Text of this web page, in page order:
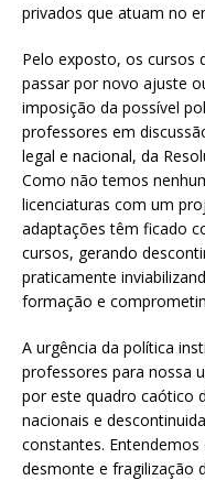
privados que atuam no
Pelo exposto, os cursos
passar por novo ajuste
imposição da possível
professores em
legal e nacional, da
Como não temos
licenciaturas com um
adaptações têm ficado
cursos, gerando
praticamente
formação e
A urgência da política
professores para nossa
por este quadro caótico
nacionais e
constantes.
desmonte e fragilização